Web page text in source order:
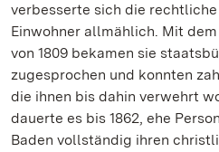
verbesserte sich die
Einwohner allmählich. Mit
von 1809 bekamen sie
zugesprochen und konnten
die ihnen bis dahin verwehrt
dauerte es bis 1862, ehe
Baden vollständig ihren